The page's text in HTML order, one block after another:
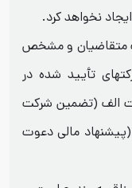
نخواهد کرد.
متقاضیان و مشخص
تأیید شده در
الف (تضمین شرکت
مالی دعوت